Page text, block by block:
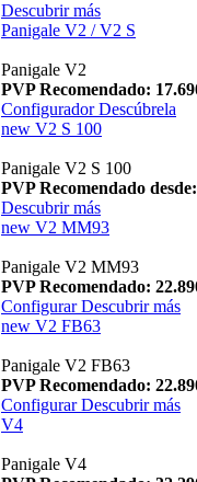
Descubrir más
Panigale V2 / V2 S
Panigale V2
PVP Recomendado:
Configurador Descúbrela
new V2 S 100
Panigale V2 S 100
PVP Recomendado
Descubrir más
new V2 MM93
Panigale V2 MM93
PVP Recomendado:
Configurar Descubrir más
new V2 FB63
Panigale V2 FB63
PVP Recomendado:
Configurar Descubrir más
V4
Panigale V4